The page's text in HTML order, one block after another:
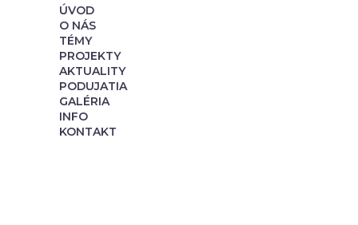
ÚVOD
O NÁS
TÉMY
PROJEKTY
AKTUALITY
PODUJATIA
GALÉRIA
INFO
KONTAKT